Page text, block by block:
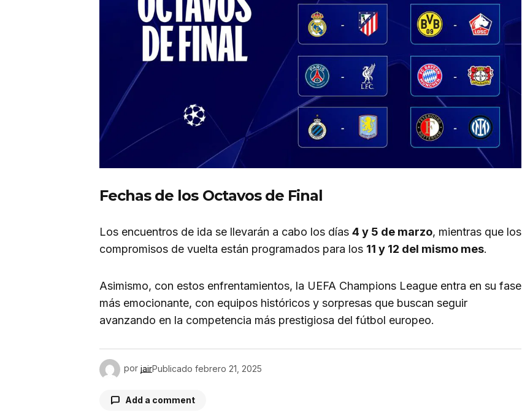
Fechas de los Octavos de Final
Los encuentros de ida se llevarán a cabo los días 4 y 5 de marzo, mientras que los
compromisos de vuelta están programados para los 11 y 12 del mismo mes.
Asimismo, con estos enfrentamientos, la UEFA Champions League entra en su fase
más emocionante, con equipos históricos y sorpresas que buscan seguir
avanzando en la competencia más prestigiosa del fútbol europeo.
por jairPublicado febrero 21, 2025
Add a comment